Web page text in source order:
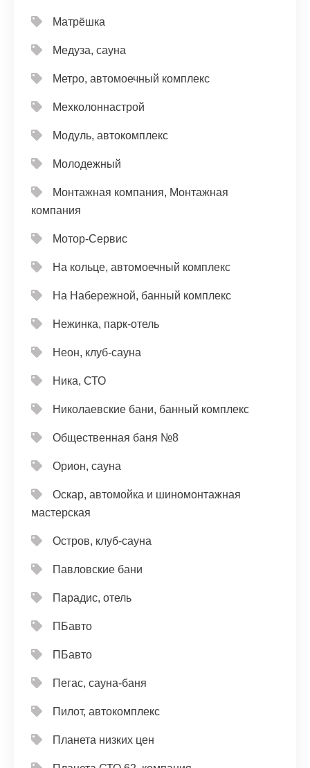
Матрёшка
Медуза, сауна
Метро, автомоечный комплекс
Мехколоннастрой
Модуль, автокомплекс
Молодежный
Монтажная компания, Монтажная
компания
Мотор-Сервис
На кольце, автомоечный комплекс
На Набережной, банный комплекс
Нежинка, парк-отель
Неон, клуб-сауна
Ника, СТО
Николаевские бани, банный комплекс
Общественная баня №8
Орион, сауна
Оскар, автомойка и шиномонтажная
мастерская
Остров, клуб-сауна
Павловские бани
Парадис, отель
ПБавто
ПБавто
Пегас, сауна-баня
Пилот, автокомплекс
Планета низких цен